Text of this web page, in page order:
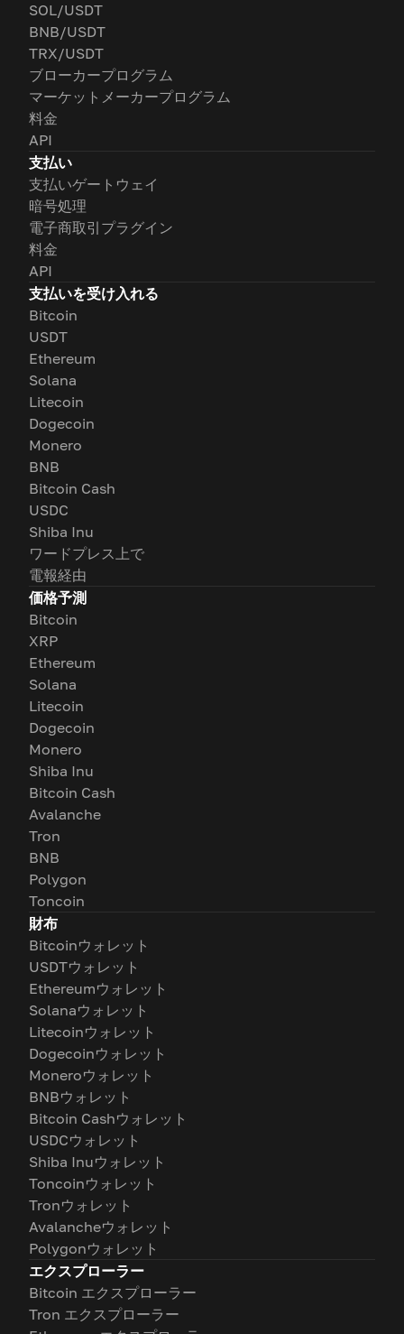
SOL/USDT
BNB/USDT
TRX/USDT
ブローカープログラム
マーケットメーカープログラム
料金
API
支払い
支払いゲートウェイ
暗号処理
電子商取引プラグイン
料金
API
支払いを受け入れる
Bitcoin
USDT
Ethereum
Solana
Litecoin
Dogecoin
Monero
BNB
Bitcoin Cash
USDC
Shiba Inu
ワードプレス上で
電報経由
価格予測
Bitcoin
XRP
Ethereum
Solana
Litecoin
Dogecoin
Monero
Shiba Inu
Bitcoin Cash
Avalanche
Tron
BNB
Polygon
Toncoin
財布
Bitcoinウォレット
USDTウォレット
Ethereumウォレット
Solanaウォレット
Litecoinウォレット
Dogecoinウォレット
Moneroウォレット
BNBウォレット
Bitcoin Cashウォレット
USDCウォレット
Shiba Inuウォレット
Toncoinウォレット
Tronウォレット
Avalancheウォレット
Polygonウォレット
エクスプローラー
Bitcoin エクスプローラー
Tron エクスプローラー